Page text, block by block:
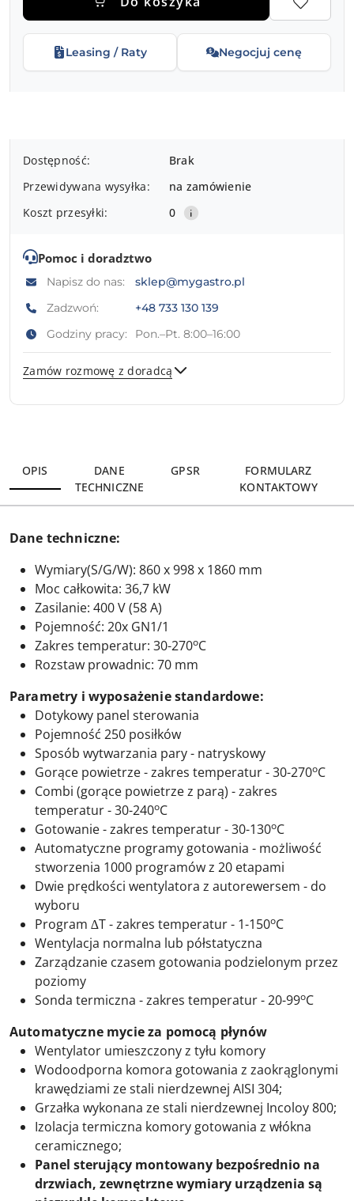
Leasing / Raty Negocjuj cenę
Dostępność
dostawa
Dostępność:
Brak
Przewidywana wysyłka:
na zamówienie
Koszt przesyłki:
0
Pomoc i doradztwo
Napisz do nas:
sklep@mygastro.pl
Zadzwoń:
+48 733 130 139
Godziny pracy:
Pon.–Pt. 8:00–16:00
Zamów rozmowę z doradcą
OPIS
DANE
TECHNICZNE
GPSR
FORMULARZ
KONTAKTOWY
Dane techniczne:
Wymiary(S/G/W): 860 x 998 x 1860 mm
Moc całkowita: 36,7 kW
Zasilanie: 400 V (58 A)
Pojemność: 20x GN1/1
Zakres temperatur: 30-270oC
Rozstaw prowadnic: 70 mm
Parametry i wyposażenie standardowe:
Dotykowy panel sterowania
Pojemność 250 posiłków
Sposób wytwarzania pary - natryskowy
Gorące powietrze - zakres temperatur - 30-270oC
Combi (gorące powietrze z parą) - zakres
temperatur - 30-240oC
Gotowanie - zakres temperatur - 30-130oC
Automatyczne programy gotowania - możliwość
stworzenia 1000 programów z 20 etapami
Dwie prędkości wentylatora z autorewersem - do
wyboru
Program ∆T - zakres temperatur - 1-150oC
Wentylacja normalna lub półstatyczna
Zarządzanie czasem gotowania podzielonym przez
poziomy
Sonda termiczna - zakres temperatur - 20-99oC
Automatyczne mycie za pomocą płynów
Wentylator umieszczony z tyłu komory
Wodoodporna komora gotowania z zaokrąglonymi
krawędziami ze stali nierdzewnej AISI 304;
Grzałka wykonana ze stali nierdzewnej Incoloy 800;
Izolacja termiczna komory gotowania z włókna
ceramicznego;
Panel sterujący montowany bezpośrednio na
drzwiach, zewnętrzne wymiary urządzenia są